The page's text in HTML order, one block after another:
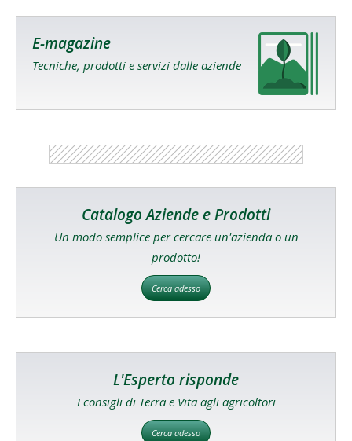
E-magazine
Tecniche, prodotti e servizi dalle aziende
Catalogo Aziende e Prodotti
Un modo semplice per cercare un'azienda o un
prodotto!
Cerca adesso
L'Esperto risponde
I consigli di Terra e Vita agli agricoltori
Cerca adesso